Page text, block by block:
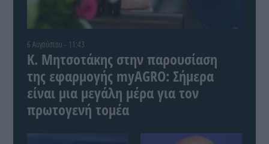
6 Αυγούστου - 11:43
Κ. Μητσοτάκης στην παρουσίαση
της εφαρμογής myAGRO: Σήμερα
είναι μια μεγάλη μέρα για τον
πρωτογενή τομέα